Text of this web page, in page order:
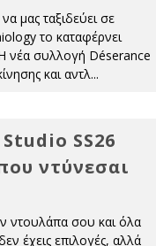
μας ταξιδεύει σε
το καταφέρνει
νέα συλλογή Déserance
και αντλ...
SS26
ντύνεσαι
ντουλάπα σου και όλα
έχεις επιλογές, αλλά